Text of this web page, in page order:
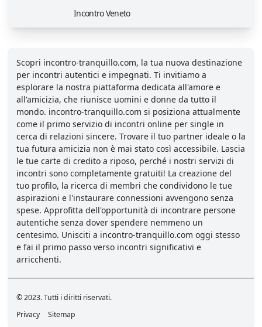
Incontro Veneto
Scopri incontro-tranquillo.com, la tua nuova destinazione
per incontri autentici e impegnati. Ti invitiamo a
esplorare la nostra piattaforma dedicata all'amore e
all'amicizia, che riunisce uomini e donne da tutto il
mondo. incontro-tranquillo.com si posiziona attualmente
come il primo servizio di incontri online per single in
cerca di relazioni sincere. Trovare il tuo partner ideale o la
tua futura amicizia non è mai stato così accessibile. Lascia
le tue carte di credito a riposo, perché i nostri servizi di
incontri sono completamente gratuiti! La creazione del
tuo profilo, la ricerca di membri che condividono le tue
aspirazioni e l'instaurare connessioni avvengono senza
spese. Approfitta dell'opportunità di incontrare persone
autentiche senza dover spendere nemmeno un
centesimo. Unisciti a incontro-tranquillo.com oggi stesso
e fai il primo passo verso incontri significativi e
arricchenti.
© 2023. Tutti i diritti riservati.
Privacy
Sitemap